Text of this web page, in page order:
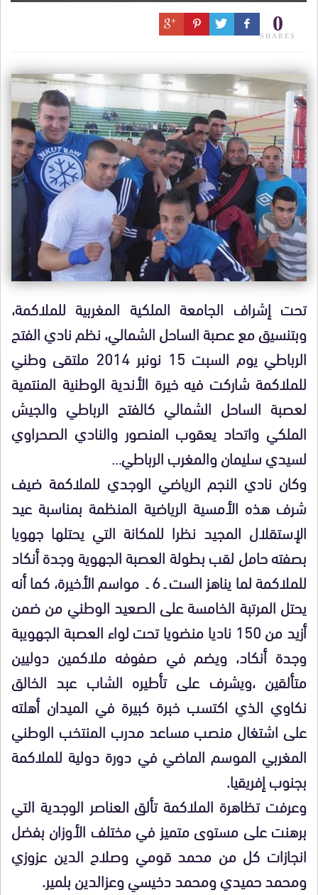
0
SHARES
تحت إشراف الجامعة الملكية المغربية للملاكمة،
وبتنسيق مع عصبة الساحل الشمالي، نظم نادي الفتح
الرباطي يوم السبت 15 نونبر 2014 ملتقى وطني
للملاكمة شاركت فيه خيرة الأندية الوطنية المنتمية
لعصبة الساحل الشمالي كالفتح الرباطي والجيش
الملكي واتحاد يعقوب المنصور والنادي الصحراوي
لسيدي سليمان والمغرب الرباطي…
وكان نادي النجم الرياضي الوجدي للملاكمة ضيف
شرف هذه الأمسية الرياضية المنظمة بمناسبة عيد
الإستقلال المجيد نظرا للمكانة التي يحتلها جهويا
بصفته حامل لقب بطولة العصبة الجهوية وجدة أنكاد
للملاكمة لما يناهز الست ـ 6 ـ مواسم الأخيرة، كما أنه
يحتل المرتبة الخامسة على الصعيد الوطني من ضمن
أزيد من 150 ناديا منضويا تحت لواء العصبة الجهويبة
وجدة أنكاد، ويضم في صفوفه ملاكمين دوليين
متألقين ،ويشرف على تأطيره الشاب عبد الخالق
نكاوي الذي اكتسب خبرة كبيرة في الميدان أهلته
على اشتغال منصب مساعد مدرب المنتخب الوطني
المغربي الموسم الماضي في دورة دولية للملاكمة
بجنوب إفريقيا.
وعرفت تظاهرة الملاكمة تألق العناصر الوجدية التي
برهنت على مستوى متميز في مختلف الأوزان بفضل
انجازات كل من محمد قومي وصلاح الدين عزوزي
ومحمد حميدي ومحمد دخيسي وعزالدين بلمير.